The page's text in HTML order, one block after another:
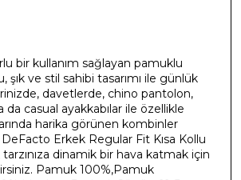
bir kullanım sağlayan pamuklu
şık ve stil sahibi tasarımı ile günlük
davetlerde, chino pantolon,
casual ayakkabılar ile özellikle
harika görünen kombinler
Erkek Regular Fit Kısa Kollu
dinamik bir hava katmak için
Pamuk 100%,Pamuk